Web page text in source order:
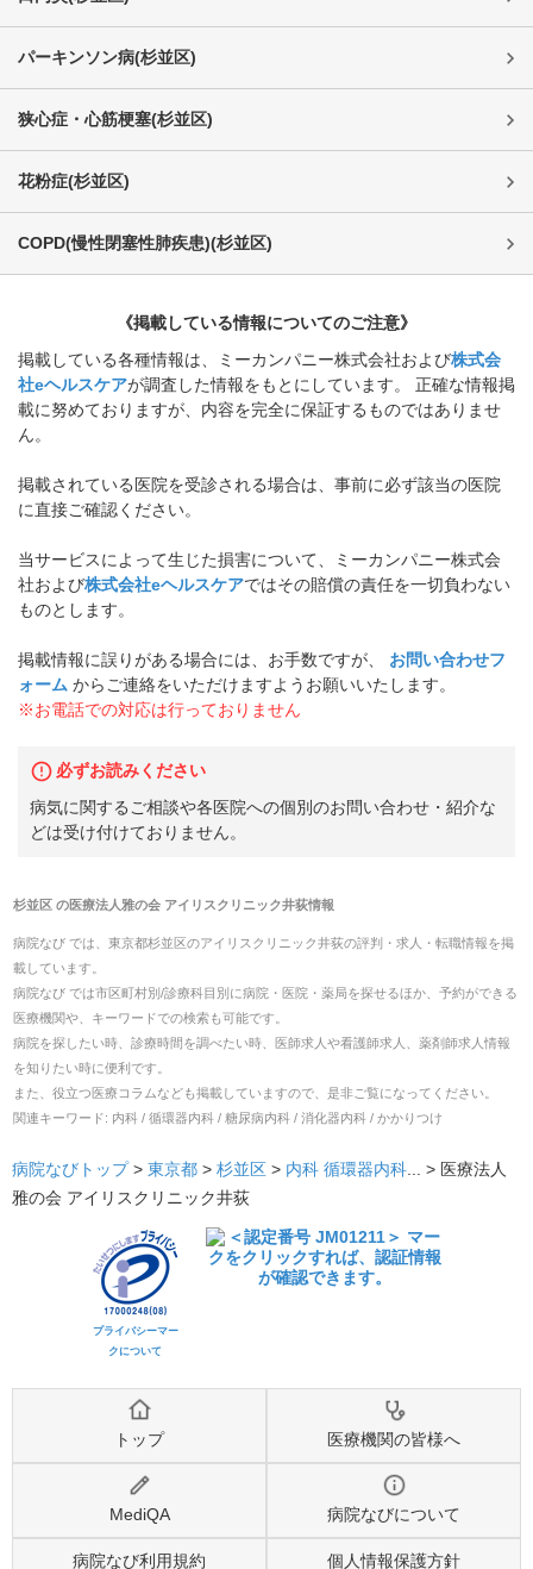
パーキンソン病(杉並区)
狭心症・心筋梗塞(杉並区)
花粉症(杉並区)
COPD(慢性閉塞性肺疾患)(杉並区)
《掲載している情報についてのご注意》
掲載している各種情報は、ミーカンパニー株式会社および株式会
社eヘルスケアが調査した情報をもとにしています。 正確な情報掲
載に努めておりますが、内容を完全に保証するものではありませ
ん。
掲載されている医院を受診される場合は、事前に必ず該当の医院
に直接ご確認ください。
当サービスによって生じた損害について、ミーカンパニー株式会
社および株式会社eヘルスケアではその賠償の責任を一切負わない
ものとします。
掲載情報に誤りがある場合には、お手数ですが、
お問い合わせフ
ォーム からご連絡をいただけますようお願いいたします。
※お電話での対応は行っておりません
必ずお読みください
病気に関するご相談や各医院への個別のお問い合わせ・紹介な
どは受け付けておりません。
杉並区の医療法人雅の会 アイリスクリニック井荻情報
病院なび では、 東京都杉並区のアイリスクリニック井荻の評判・求人・転職情報を掲
載しています。
病院なび では市区町村別/診療科目別に病院・医院・薬局を探せるほか、予約ができる
医療機関や、キーワードでの検索も可能です。
病院を探したい時、診療時間を調べたい時、医師求人や看護師求人、薬剤師求人情報
を知りたい時に便利です。
また、役立つ医療コラムなども掲載していますので、是非ご覧になってください。
関連キーワード: 内科 / 循環器内科 / 糖尿病内科 / 消化器内科 / かかりつけ
病院なびトップ> 東京都 > 杉並区 > 内科 循環器内科 ... > 医療法人
雅の会 アイリスクリニック井荻
プライバシーマー
クについて
トップ 医療機関の皆様へ
MediQA 病院なびについて
病院なび利用規約 個人情報保護方針